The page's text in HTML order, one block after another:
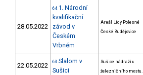
28.05.2022
64 1. Národní
kvalifikační
závod v
Českém
Vrbném
Areál Lídy Polesné
České Budějovice
22.05.2022 63 Slalom v
Sušici
Sušice nádraží u
železničního mostu.